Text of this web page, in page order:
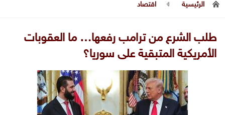
الرئيسية اقتصاد
طلب الشرع من ترامب رفعها… ما العقوبات
الأمريكية المتبقية على سوريا؟